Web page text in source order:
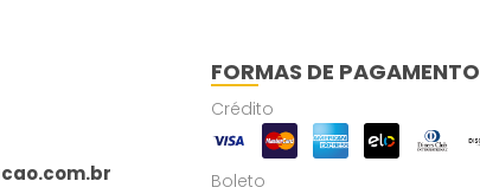
FORMAS DE PAGAMENTO
Crédito
Boleto